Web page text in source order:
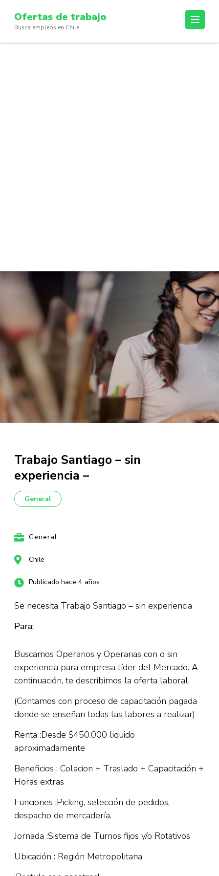
content
(Press
Ofertas de trabajo
Busca empleos en Chile
Trabajo Santiago – sin
experiencia –
General
General
Chile
Publicado hace 4 años
Se necesita Trabajo Santiago – sin experiencia
Para:
Buscamos Operarios y Operarias con o sin
experiencia para empresa líder del Mercado. A
continuación, te describimos la oferta laboral.
(Contamos con proceso de capacitación pagada
donde se enseñan todas las labores a realizar)
Renta :Desde $450.000 liquido
aproximadamente
Beneficios : Colacion + Traslado + Capacitación +
Horas extras
Funciones :Picking, selección de pedidos,
despacho de mercadería.
Jornada :Sistema de Turnos fijos y/o Rotativos
Ubicación : Región Metropolitana